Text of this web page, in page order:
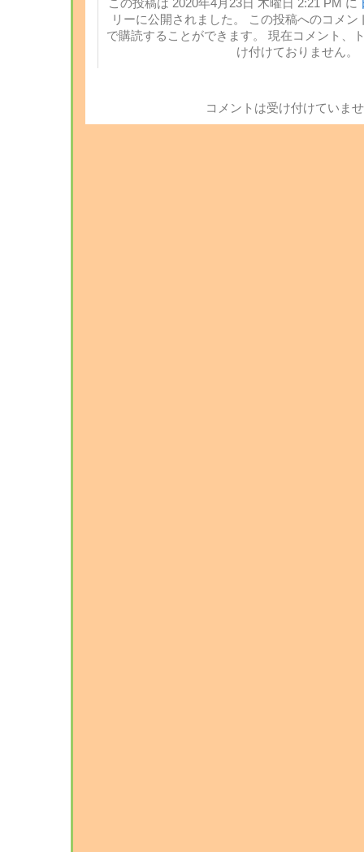
この投稿は 2020年4月23日 木曜日 2:21 PM に
リーに公開されました。 この投稿へのコメン
で購読することができます。 現在コメント、
け付けておりません。
コメントは受け付けていま